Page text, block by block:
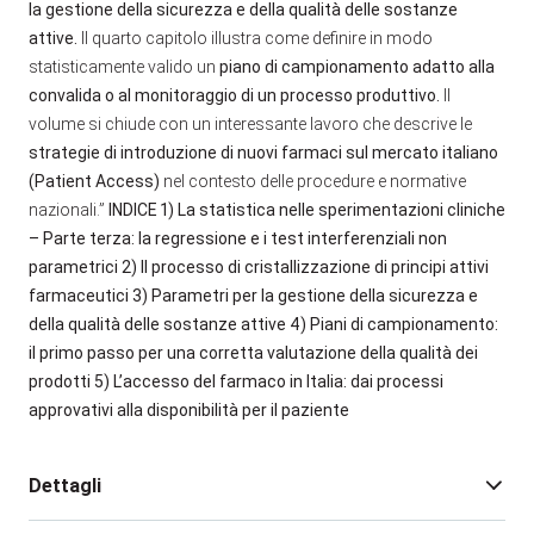
la gestione della sicurezza e della qualità delle sostanze
attive.
Il quarto capitolo illustra come definire in modo
statisticamente valido un piano di campionamento adatto alla
convalida o al monitoraggio di un processo produttivo.
volume si chiude con un interessante lavoro che descrive le
strategie di introduzione di nuovi farmaci sul mercato italiano
(Patient Access) nel contesto delle procedure e normative
nazionali.” INDICE 1) La statistica nelle sperimentazioni cliniche
– Parte terza: la regressione e i test interferenziali non
parametrici 2) Il processo di cristallizzazione di principi attivi
farmaceutici 3) Parametri per la gestione della sicurezza e
della qualità delle sostanze attive 4) Piani di campionamento:
il primo passo per una corretta valutazione della qualità dei
prodotti 5) L’accesso del farmaco in Italia: dai processi
approvativi alla disponibilità per il paziente
Dettagli